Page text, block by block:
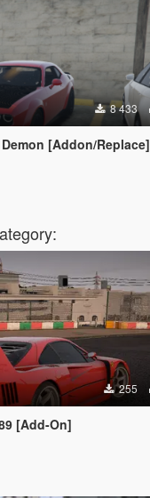
8 433
[Addon/Replace]
255
[Add-On]